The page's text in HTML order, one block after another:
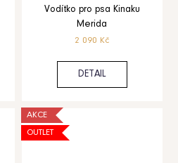
Vodítko pro psa Kinaku
Merida
2 090 Kč
DETAIL
AKCE
OUTLET